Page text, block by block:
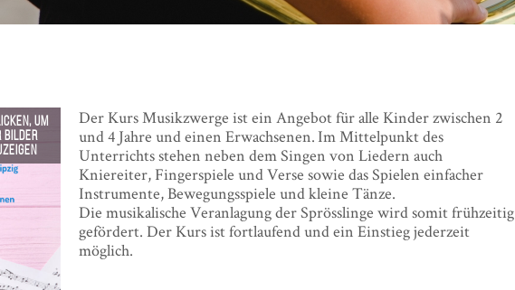
Der Kurs Musikzwerge ist ein Angebot für alle Kinder zwischen 2
und 4 Jahre und einen Erwachsenen. Im Mittelpunkt des
Unterrichts stehen neben dem Singen von Liedern auch
Kniereiter, Fingerspiele und Verse sowie das Spielen einfacher
Instrumente, Bewegungsspiele und kleine Tänze.
Die musikalische Veranlagung der Sprösslinge wird somit frühzeitig
gefördert. Der Kurs ist fortlaufend und ein Einstieg jederzeit
möglich.